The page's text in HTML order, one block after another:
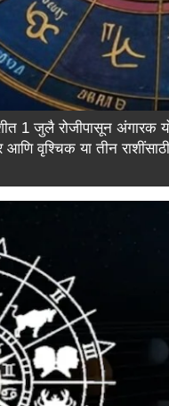
1 जुलै रोजीपासून अंगारक
वृश्चिक या तीन